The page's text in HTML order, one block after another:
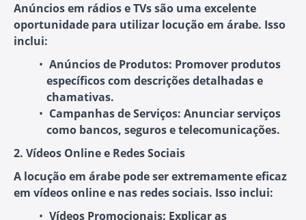
Anúncios em rádios e TVs são uma excelente
oportunidade para utilizar locução em árabe. Isso
inclui:
Anúncios de Produtos: Promover produtos
específicos com descrições detalhadas e
chamativas.
Campanhas de Serviços: Anunciar serviços
como bancos, seguros e telecomunicações.
2. Vídeos Online e Redes Sociais
A locução em árabe pode ser extremamente eficaz
em vídeos online e nas redes sociais. Isso inclui:
Vídeos Promocionais: Explicar as